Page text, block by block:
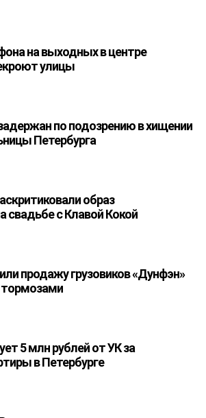
на выходных в центре
улицы
по подозрению в хищении
Петербурга
образ
свадьбе с Клавой Кокой
продажу грузовиков «Дунфэн»
тормозами
5 млн рублей от УК за
в Петербурге